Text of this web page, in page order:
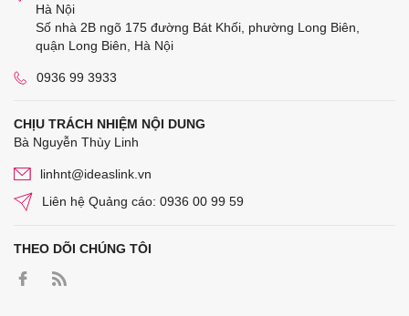
Hà Nội
Số nhà 2B ngõ 175 đường Bát Khối, phường Long Biên,
quận Long Biên, Hà Nội
0936 99 3933
CHỊU TRÁCH NHIỆM NỘI DUNG
Bà Nguyễn Thùy Linh
linhnt@ideaslink.vn
Liên hệ Quảng cáo: 0936 00 99 59
THEO DÕI CHÚNG TÔI